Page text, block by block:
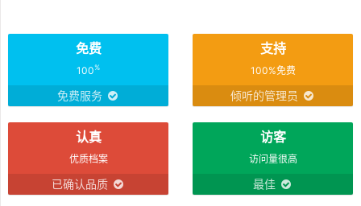
免费
100%
免费服务
支持
100%免费
倾听的管理员
认真
优质档案
已确认品质
访客
访问量很高
最佳